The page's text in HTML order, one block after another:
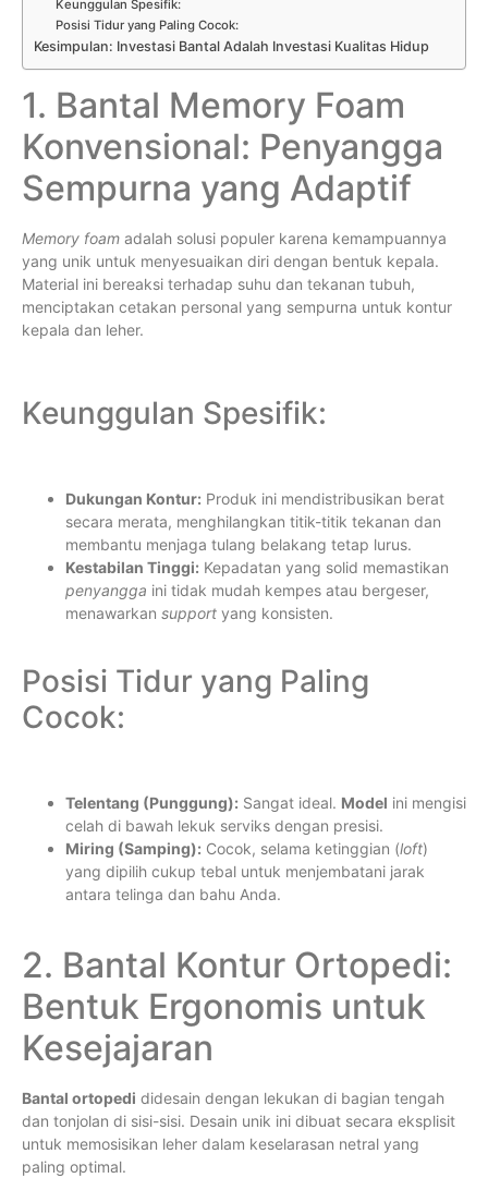
Keunggulan Spesifik:
Posisi Tidur yang Paling Cocok:
Kesimpulan: Investasi Bantal Adalah Investasi Kualitas Hidup
1. Bantal Memory Foam
Konvensional: Penyangga
Sempurna yang Adaptif
Memory foam adalah solusi populer karena kemampuannya
yang unik untuk menyesuaikan diri dengan bentuk kepala.
Material ini bereaksi terhadap suhu dan tekanan tubuh,
menciptakan cetakan personal yang sempurna untuk kontur
kepala dan leher.
Keunggulan Spesifik:
Dukungan Kontur: Produk ini mendistribusikan berat
secara merata, menghilangkan titik-titik tekanan dan
membantu menjaga tulang belakang tetap lurus.
Kestabilan Tinggi: Kepadatan yang solid memastikan
penyangga ini tidak mudah kempes atau bergeser,
menawarkan support yang konsisten.
Posisi Tidur yang Paling
Cocok:
Telentang (Punggung): Sangat ideal. Model ini mengisi
celah di bawah lekuk serviks dengan presisi.
Miring (Samping): Cocok, selama ketinggian (loft)
yang dipilih cukup tebal untuk menjembatani jarak
antara telinga dan bahu Anda.
2. Bantal Kontur Ortopedi:
Bentuk Ergonomis untuk
Kesejajaran
Bantal ortopedi didesain dengan lekukan di bagian tengah
dan tonjolan di sisi-sisi. Desain unik ini dibuat secara eksplisit
untuk memosisikan leher dalam keselarasan netral yang
paling optimal.